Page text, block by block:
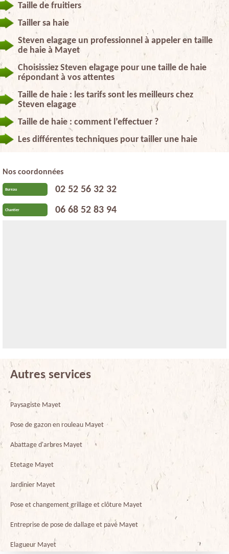
Taille de fruitiers
Tailler sa haie
Steven elagage un professionnel à appeler en taille
de haie à Mayet
Choisissiez Steven elagage pour une taille de haie
répondant à vos attentes
Taille de haie : les tarifs sont les meilleurs chez
Steven elagage
Taille de haie : comment l’effectuer ?
Les différentes techniques pour tailler une haie
Nos coordonnées
Bureau 02 52 56 32 32
Chantier 06 68 52 83 94
Autres services
Paysagiste Mayet
Pose de gazon en rouleau Mayet
Abattage d'arbres Mayet
Etetage Mayet
Jardinier Mayet
Pose et changement grillage et clôture Mayet
Entreprise de pose de dallage et pavé Mayet
Elagueur Mayet